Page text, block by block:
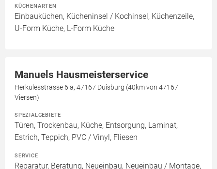
KÜCHENARTEN
Einbauküchen, Kücheninsel / Kochinsel, Küchenzeile,
U-Form Küche, L-Form Küche
Manuels Hausmeisterservice
Herkulesstrasse 6 a, 47167 Duisburg (40km von 47167
Viersen)
SPEZIALGEBIETE
Türen, Trockenbau, Küche, Entsorgung, Laminat,
Estrich, Teppich, PVC / Vinyl, Fliesen
SERVICE
Reparatur, Beratung, Neueinbau, Neueinbau / Montage,